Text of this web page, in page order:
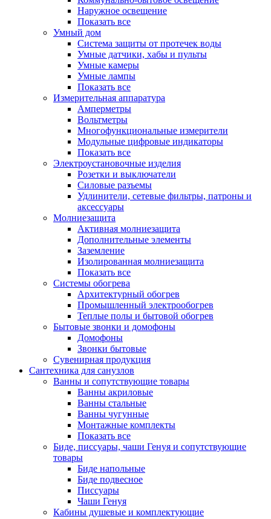
Наружное освещение
Показать все
Умный дом
Система защиты от протечек воды
Умные датчики, хабы и пульты
Умные камеры
Умные лампы
Показать все
Измерительная аппаратура
Амперметры
Вольтметры
Многофункциональные измерители
Модульные цифровые индикаторы
Показать все
Электроустановочные изделия
Розетки и выключатели
Силовые разъемы
Удлинители, сетевые фильтры, патроны и
аксессуары
Молниезащита
Активная молниезащита
Дополнительные элементы
Заземление
Изолированная молниезащита
Показать все
Системы обогрева
Архитектурный обогрев
Промышленный электрообогрев
Теплые полы и бытовой обогрев
Бытовые звонки и домофоны
Домофоны
Звонки бытовые
Сувенирная продукция
Сантехника для санузлов
Ванны и сопутствующие товары
Ванны акриловые
Ванны стальные
Ванны чугунные
Монтажные комплекты
Показать все
Биде, писсуары, чаши Генуя и сопутствующие
товары
Биде напольные
Биде подвесное
Писсуары
Чаши Генуя
Кабины душевые и комплектующие